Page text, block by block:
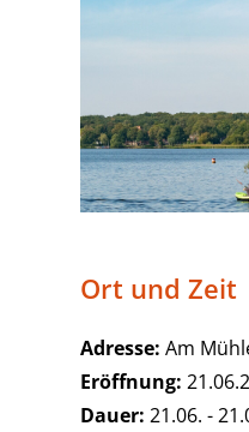
Ort und Zeit
Adresse: Am
Eröffnung:
Dauer: 21.06. -